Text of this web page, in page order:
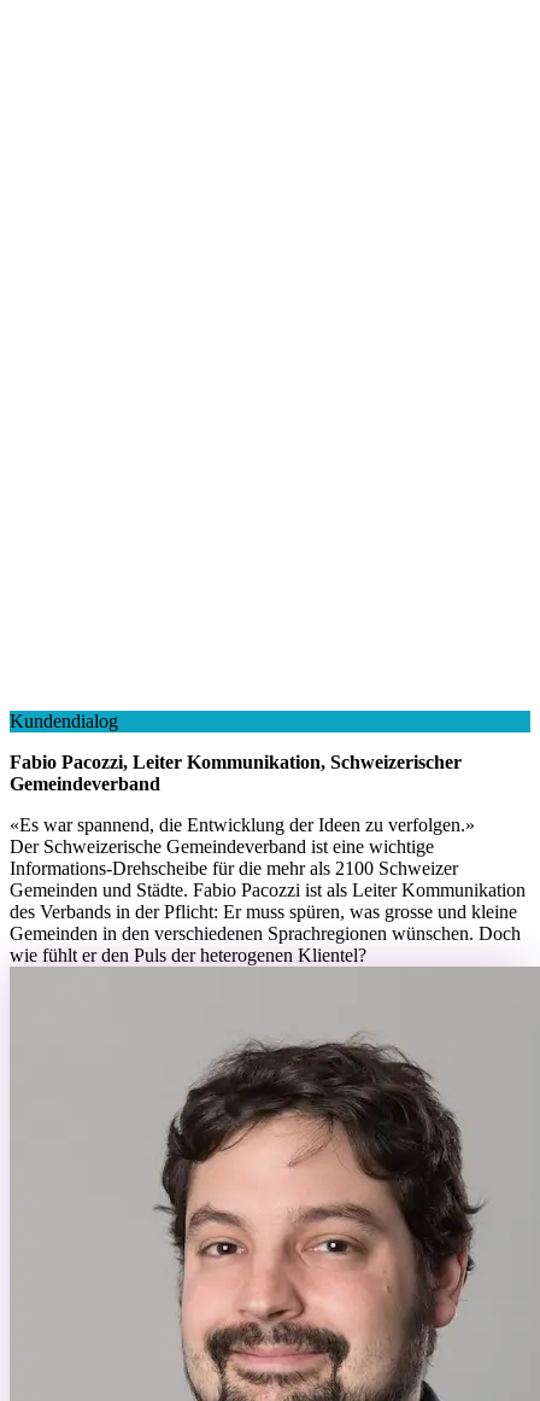
Kundendialog
Fabio Pacozzi, Leiter Kommunikation, Schweizerischer
Gemeindeverband
«Es war spannend, die Entwicklung der Ideen zu verfolgen.»
Der Schweizerische Gemeindeverband ist eine wichtige
Informations-Drehscheibe für die mehr als 2100 Schweizer
Gemeinden und Städte. Fabio Pacozzi ist als Leiter Kommunikation
des Verbands in der Pflicht: Er muss spüren, was grosse und kleine
Gemeinden in den verschiedenen Sprachregionen wünschen. Doch
wie fühlt er den Puls der heterogenen Klientel?